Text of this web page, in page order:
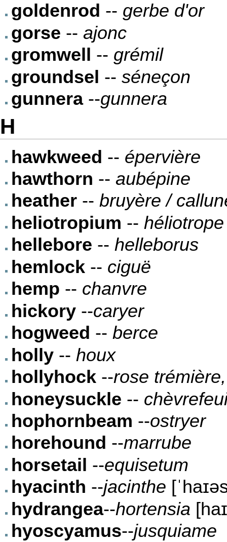
goldenrod -- gerbe d'or
gorse -- ajonc
gromwell
-- grémil
groundsel -- séneçon
gunnera--gunnera
H
hawkweed -- épervière
hawthorn -- aubépine
heather -- bruyère /
heliotropium -- héliotrope
hellebore -- helleborus
hemlock -- ciguë
hemp -- chanvre
hickory --caryer
hogweed -- berce
holly -- houx
hollyhock --rose
honeysuckle --
hophornbeam --ostryer
horehound --marrube
horsetail --equisetum
hyacinth --jacinthe
hydrangea--hortensia
hyoscyamus--jusquiame